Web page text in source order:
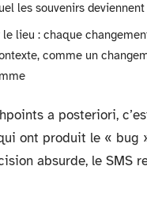
les souvenirs
lieu : chaque
comme un
a posteriori,
ont produit le « bug
absurde, le SMS